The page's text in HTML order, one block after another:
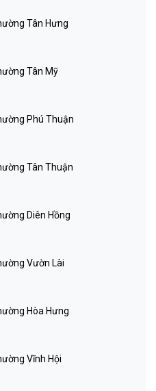
Tân Hưng
Tân Mỹ
Phú Thuận
Tân Thuận
Diên Hồng
Vườn Lài
Hòa Hưng
Vĩnh Hội